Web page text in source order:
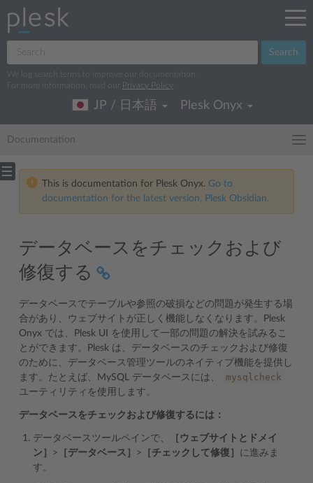
Search
We log search terms to improve our documentation.
For more information, read our
Privacy Policy
JP / 日本語 Plesk Onyx
Documentation
This is documentation for Plesk Onyx. Go to
documentation for the latest version, Plesk Obsidian.
データベースをチェックおよび
修復する
データベースでテーブルや参照の破損などの問題が発生する場
合があり、ウェブサイトが正しく機能しなくなります。Plesk
Onyx では、Plesk UI を使用して一部の問題の解決を試みるこ
とができます。Plesk は、データベースのチェックおよび修復
のために、データベース管理ツールのネイティブ機能を提供し
ます。たとえば、MySQL データベースには、
mysqlcheck
ユーティリティを使用します。
データベースをチェックおよび修復するには：
データベースツールペインで、
［ウェブサイトとドメイ
ン］ > ［データベース］ > ［チェックして修復］ に進みま
す。